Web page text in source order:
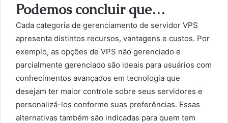
Podemos concluir que…
Cada categoria de gerenciamento de servidor VPS
apresenta distintos recursos, vantagens e custos. Por
exemplo, as opções de VPS não gerenciado e
parcialmente gerenciado são ideais para usuários com
conhecimentos avançados em tecnologia que
desejam ter maior controle sobre seus servidores e
personalizá-los conforme suas preferências. Essas
alternativas também são indicadas para quem tem